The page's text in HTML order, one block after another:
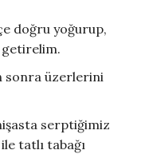
doğru yoğurup,
getirelim.
sonra üzerlerini
serptiğimiz
tatlı tabağı